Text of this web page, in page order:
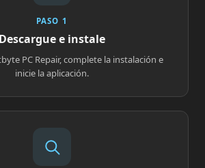
PASO 1
Descargue e instale
PC Repair, complete la instalación e
inicie la aplicación.